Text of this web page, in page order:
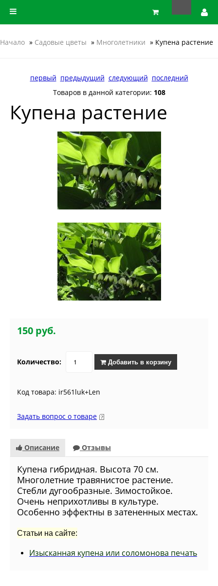
Начало » Садовые цветы » Многолетники » Купена растение
первый предыдущий следующий последний
Товаров в данной категории: 108
Купена растение
150 руб.
Количество: Добавить в корзину
Код товара: ir561luk+Len
Задать вопрос о товаре
Описание Отзывы
Купена гибридная. Высота 70 см.
Многолетние травянистое растение.
Стебли дугообразные. Зимостойкое.
Очень неприхотливы в культуре.
Особенно эффектны в затененных местах.
Статьи на сайте:
Изысканная купена или соломонова печать